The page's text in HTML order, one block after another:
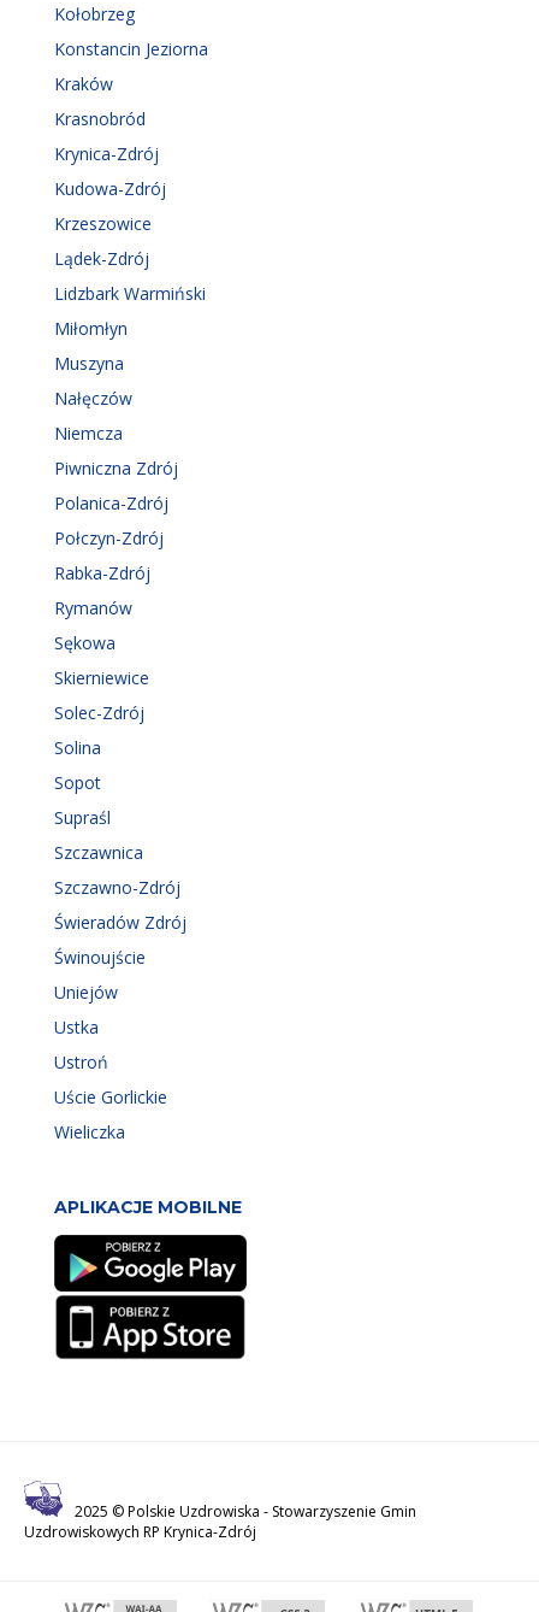
Kołobrzeg
Konstancin Jeziorna
Kraków
Krasnobród
Krynica-Zdrój
Kudowa-Zdrój
Krzeszowice
Lądek-Zdrój
Lidzbark Warmiński
Miłomłyn
Muszyna
Nałęczów
Niemcza
Piwniczna Zdrój
Polanica-Zdrój
Połczyn-Zdrój
Rabka-Zdrój
Rymanów
Sękowa
Skierniewice
Solec-Zdrój
Solina
Sopot
Supraśl
Szczawnica
Szczawno-Zdrój
Świeradów Zdrój
Świnoujście
Uniejów
Ustka
Ustroń
Uście Gorlickie
Wieliczka
APLIKACJE MOBILNE
2025 © Polskie Uzdrowiska - Stowarzyszenie Gmin
Uzdrowiskowych RP Krynica-Zdrój